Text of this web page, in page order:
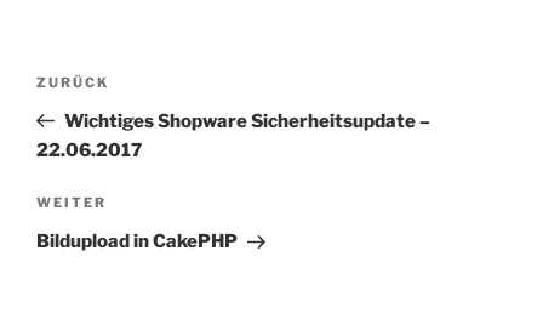
Beitragsnavigation
Vorheriger
Beitrag
ZURÜCK
Wichtiges Shopware Sicherheitsupdate –
22.06.2017
Nächster
Beitrag
WEITER
Bildupload in CakePHP